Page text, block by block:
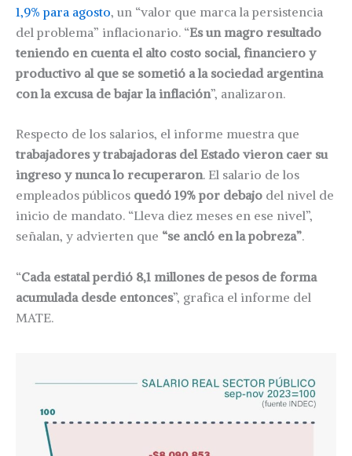
1,9% para agosto, un “valor que marca la persistencia
del problema” inflacionario. “Es un magro resultado
teniendo en cuenta el alto costo social, financiero y
productivo al que se sometió a la sociedad argentina
con la excusa de bajar la inflación”, analizaron.
Respecto de los salarios, el informe muestra que
trabajadores y trabajadoras del Estado vieron caer su
ingreso y nunca lo recuperaron. El salario de los
empleados públicos quedó 19% por debajo del nivel de
inicio de mandato. “Lleva diez meses en ese nivel”,
señalan, y advierten que “se ancló en la pobreza”.
“Cada estatal perdió 8,1 millones de pesos de forma
acumulada desde entonces”, grafica el informe del
MATE.